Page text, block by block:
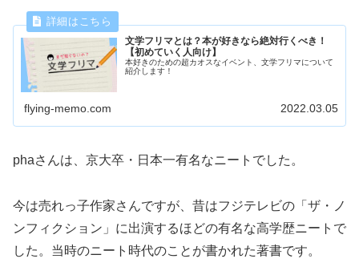
文学フリマとは？本が好きなら絶対行くべき！
【初めていく人向け】
本好きのための超カオスなイベント、文学フリマについて
紹介します！
flying-memo.com 2022.03.05
phaさんは、京大卒・日本一有名なニートでした。
今は売れっ子作家さんですが、昔はフジテレビの「ザ・ノ
ンフィクション」に出演するほどの有名な高学歴ニートで
した。当時のニート時代のことが書かれた著書です。